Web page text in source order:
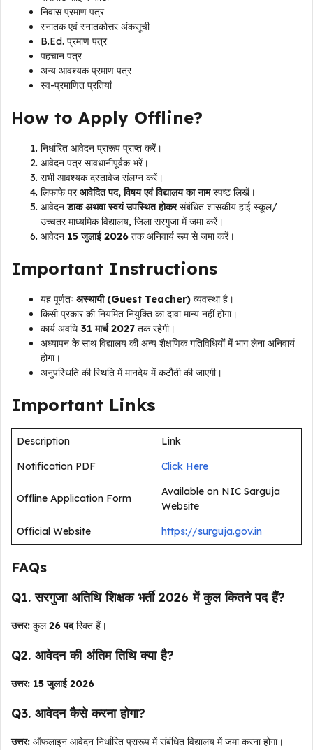
निवास प्रमाण पत्र
स्नातक एवं स्नातकोत्तर अंकसूची
B.Ed. प्रमाण पत्र
पहचान पत्र
अन्य आवश्यक प्रमाण पत्र
स्व-प्रमाणित प्रतियां
How to Apply Offline?
निर्धारित आवेदन प्रारूप प्राप्त करें।
आवेदन पत्र सावधानीपूर्वक भरें।
सभी आवश्यक दस्तावेज संलग्न करें।
लिफाफे परआवेदित पद, विषय एवं विद्यालय का नामस्पष्ट लिखें।
आवेदनडाक अथवा स्वयं उपस्थित होकरसंबंधित शासकीय हाई स्कूल/
उच्चतर माध्यमिक विद्यालय, जिला सरगुजा में जमा करें।
आवेदन 15 जुलाई 2026 तक अनिवार्य रूप से जमा करें।
Important Instructions
यह पूर्णतः अस्थायी (Guest Teacher) व्यवस्था है।
किसी प्रकार की नियमित नियुक्ति का दावा मान्य नहीं होगा।
कार्य अवधि 31 मार्च 2027 तक रहेगी।
अध्यापन के साथ विद्यालय की अन्य शैक्षणिक गतिविधियों में भाग लेना अनिवार्य
होगा।
अनुपस्थिति की स्थिति में मानदेय में कटौती की जाएगी।
Important Links
Description
Link
Notification PDF
Click Here
Offline Application Form
Available on NIC Sarguja
Website
Official Website
https://surguja.gov.in
FAQs
Q1. सरगुजा अतिथि शिक्षक भर्ती 2026 में कुल कितने पद हैं?
उत्तर: कुल26 पदरिक्त हैं।
Q2. आवेदन की अंतिम तिथि क्या है?
उत्तर: 15 जुलाई 2026
Q3. आवेदन कैसे करना होगा?
उत्तर: ऑफलाइन आवेदन निर्धारित प्रारूप में संबंधित विद्यालय में जमा करना होगा।